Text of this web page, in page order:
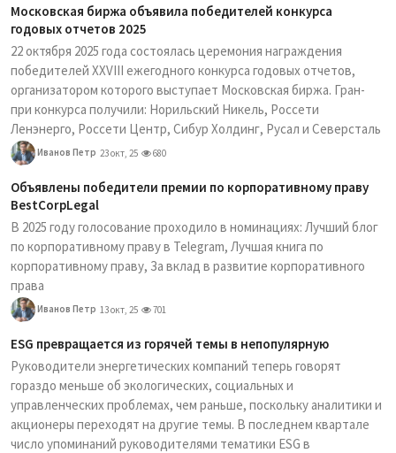
Московская биржа объявила победителей конкурса
годовых отчетов 2025
22 октября 2025 года состоялась церемония награждения
победителей XXVIII ежегодного конкурса годовых отчетов,
организатором которого выступает Московская биржа. Гран-
при конкурса получили: Норильский Никель, Россети
Ленэнерго, Россети Центр, Сибур Холдинг, Русал и Северсталь
Иванов Петр 23 окт, 25 680
Объявлены победители премии по корпоративному праву
BestCorpLegal
В 2025 году голосование проходило в номинациях: Лучший блог
по корпоративному праву в Telegram, Лучшая книга по
корпоративному праву, За вклад в развитие корпоративного
права
Иванов Петр 13 окт, 25 701
ESG превращается из горячей темы в непопулярную
Руководители энергетических компаний теперь говорят
гораздо меньше об экологических, социальных и
управленческих проблемах, чем раньше, поскольку аналитики и
акционеры переходят на другие темы. В последнем квартале
число упоминаний руководителями тематики ESG в